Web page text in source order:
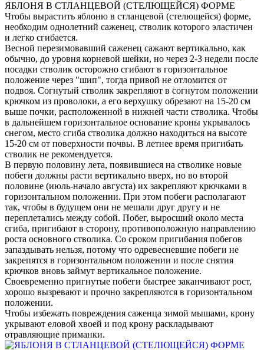
ЯБЛОНЯ В СТЛАНЦЕВОЙ (СТЕЛЮЩЕЙСЯ) ФОРМЕ
Чтобы вырастить яблоню в стланцевой (стелющейся) форме,
необходим однолетний саженец, стволик которого эластичен
и легко сгибается.
Весной перезимовавший саженец сажают вертикально, как
обычно, до уровня корневой шейки, но через 2-3 недели после
посадки стволик осторожно сгибают в горизонтальное
положение через "шип", тогда привой не отломится от
подвоя. Согнутый стволик закрепляют в согнутом положении
крючком из проволоки, а его верхушку обрезают на 15-20 см
выше почки, расположенной в нижней части стволика. Чтобы
в дальнейшем горизонтальное основание кроны укрывалось
снегом, место сгиба стволика должно находиться на высоте
15-20 см от поверхности почвы. В летнее время пригибать
стволик не рекомендуется.
В первую половину лета, появившиеся на стволике новые
побеги должны расти вертикально вверх, но во второй
половине (июль-начало августа) их закрепляют крючками в
горизонтальном положении. При этом побеги располагают
так, чтобы в будущем они не мешали друг другу и не
переплетались между собой. Побег, выросший около места
сгиба, пригибают в сторону, противоположную направлению
роста основного стволика. Со сроком пригибания побегов
запаздывать нельзя, потому что одревесневшие побеги не
закрепятся в горизонтальном положении и после снятия
крючков вновь займут вертикальное положение.
Своевременно пригнутые побеги быстрее заканчивают рост,
хорошо вызревают и прочно закрепляются в горизонтальном
положении.
Чтобы избежать повреждения саженца зимой мышами, крону
укрывают еловой хвоей и под крону раскладывают
отравляющие приманки.